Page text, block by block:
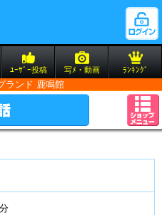
ﾕｰｻﾞｰ投稿 写ﾒ・動画 ﾗﾝｷﾝｸﾞ
ランド 鹿鳴館